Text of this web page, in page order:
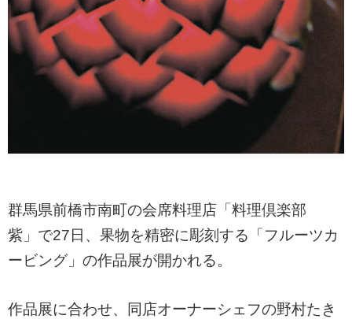
群馬県前橋市南町の会席料理店「料理倶楽部
紫」で27日、果物を精密に彫刻する「フルーツカ
ービング」の作品展が開かれる。
作品展に合わせ、同店オーナーシェフの野村たき